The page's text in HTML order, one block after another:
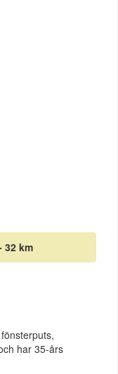
32 km
har 35-års